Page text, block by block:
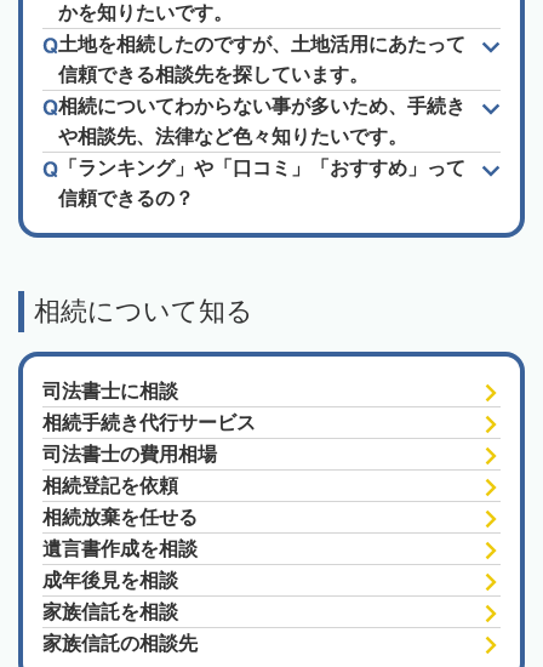
かを知りたいです。
土地を相続したのですが、土地活用にあたって
信頼できる相談先を探しています。
相続についてわからない事が多いため、手続き
や相談先、法律など色々知りたいです。
「ランキング」や「口コミ」「おすすめ」って
信頼できるの？
相続について知る
司法書士に相談
相続手続き代行サービス
司法書士の費用相場
相続登記を依頼
相続放棄を任せる
遺言書作成を相談
成年後見を相談
家族信託を相談
家族信託の相談先